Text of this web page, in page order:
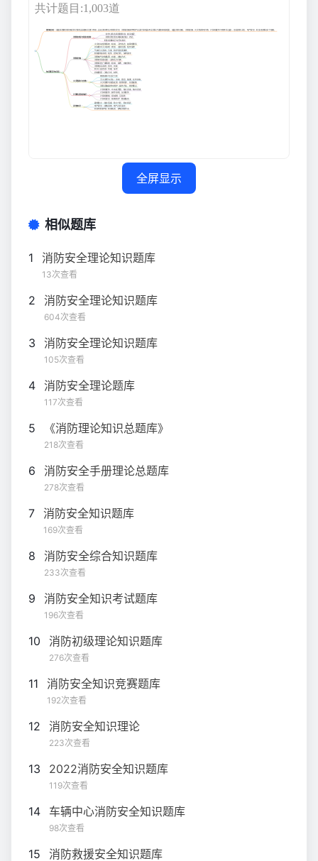
全屏显示
相似题库
1 消防安全理论知识题库
13次查看
2 消防安全理论知识题库
604次查看
3 消防安全理论知识题库
105次查看
4 消防安全理论题库
117次查看
5 《消防理论知识总题库》
218次查看
6 消防安全手册理论总题库
278次查看
7 消防安全知识题库
169次查看
8 消防安全综合知识题库
233次查看
9 消防安全知识考试题库
196次查看
10 消防初级理论知识题库
276次查看
11 消防安全知识竞赛题库
192次查看
12 消防安全知识理论
223次查看
13 2022消防安全知识题库
119次查看
14 车辆中心消防安全知识题库
98次查看
15 消防救援安全知识题库